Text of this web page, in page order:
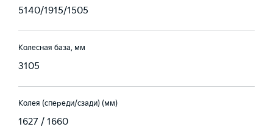
5140/1915/1505
Колесная база, мм
3105
Колея (спереди/сзади) (мм)
1627 / 1660